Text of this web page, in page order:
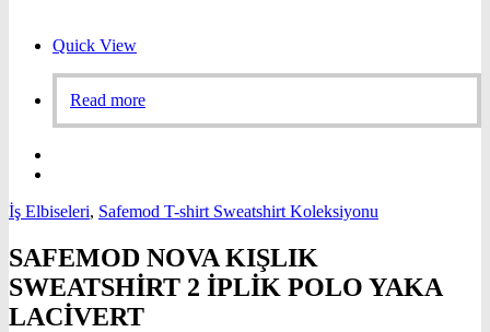
Quick View
Read more
İş Elbiseleri, Safemod T-shirt Sweatshirt Koleksiyonu
SAFEMOD NOVA KIŞLIK
SWEATSHİRT 2 İPLİK POLO YAKA
LACİVERT